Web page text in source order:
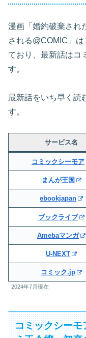
漫画「婚約破棄され
される@COMIC」
ており、最新話はコ
す。
最新話をいち早く読
す。
サービス名
コミックシーモア
まんが王国
ebookjapan
ブックライブ
Amebaマンガ
U-NEXT
コミック.jp
2024年7月現在
コミックシーモ